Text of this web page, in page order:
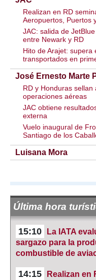
Realizan en RD
Aeropuertos, Puertos
JAC: salida de
entre Newark y RD
Hito de Arajet: supera
transportados en
José Ernesto Marte
RD y Honduras
operaciones aéreas
JAC obtiene
externa
Vuelo inaugural de
Santiago de los
Luisana Mora
Última hora
15:10
La IATA
sargazo para la
combustible de
14:15
Realizan en